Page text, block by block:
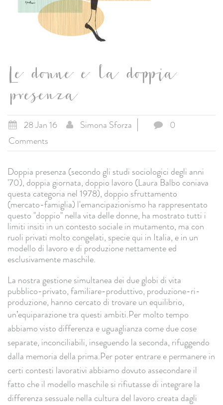
Le donne e la doppia
presenza
28 Jan 16 Simona Sforza
0
Comments
Doppia presenza (secondo gli studi sociologici degli anni
'70), doppia giornata, doppio lavoro (Laura Balbo coniava
questa categoria nel 1978), doppio sfruttamento
(mercato-famiglia) l'emancipazionismo ha rappresentato
questo "doppio" nella vita delle donne, ha mostrato tutti i
limiti insiti in un contesto sociale in mutamento, ma con
ruoli privati molto congelati, specie qui in Italia, e in un
modello di lavoro e di produzione nettamente ed
esclusivamente maschile.
La nostra gestione simultanea dei due globi di vita
pubblico-privato, familiare-produttivo, produzione-ri-
produzione, hanno cercato di trovare un equilibrio,
un’equiparazione tra questi ambiti.Per molto tempo
abbiamo visto differenza e uguaglianza come due cose
separate, inconciliabili, inseguendo la seconda, rifuggendo
dalla memoria della prima.Per poter entrare e permanere in
certi contesti lavorativi abbiamo dovuto assecondare il
fatto che il modello maschile si rifiutasse di integrare la
differenza sessuale nella cultura del lavoro creata dagli